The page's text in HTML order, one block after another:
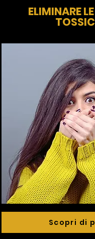
ELIMINARE
Scopri di